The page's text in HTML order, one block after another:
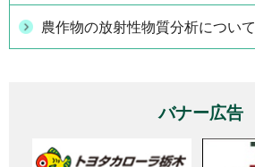
農作物の放射性物質分析について
バナー広告